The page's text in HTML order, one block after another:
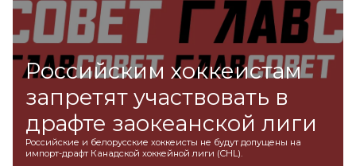
Российским хоккеистам
запретят участвовать в
драфте заокеанской лиги
Российские и белорусские хоккеисты не будут допущены на
импорт-драфт Канадской хоккейной лиги (CHL).